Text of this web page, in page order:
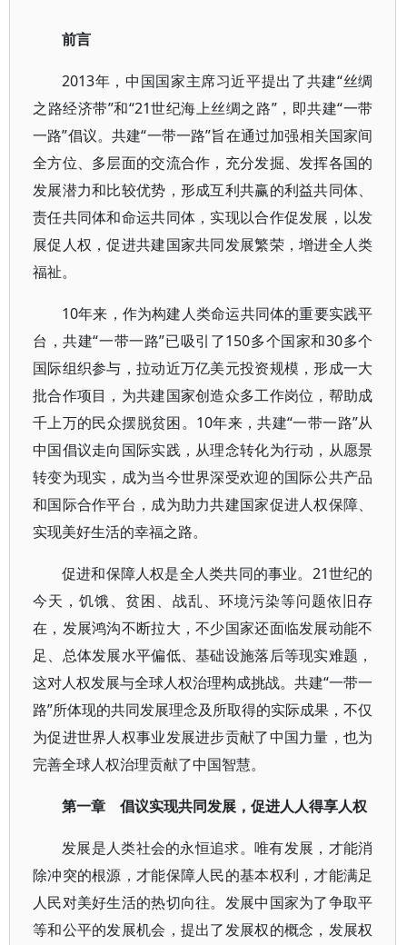
前言
2013年，中国国家主席习近平提出了共建“丝绸
之路经济带”和“21世纪海上丝绸之路”，即共建“一带
一路”倡议。共建“一带一路”旨在通过加强相关国家间
全方位、多层面的交流合作，充分发掘、发挥各国的
发展潜力和比较优势，形成互利共赢的利益共同体、
责任共同体和命运共同体，实现以合作促发展，以发
展促人权，促进共建国家共同发展繁荣，增进全人类
福祉。
10年来，作为构建人类命运共同体的重要实践平
台，共建“一带一路”已吸引了150多个国家和30多个
国际组织参与，拉动近万亿美元投资规模，形成一大
批合作项目，为共建国家创造众多工作岗位，帮助成
千上万的民众摆脱贫困。10年来，共建“一带一路”从
中国倡议走向国际实践，从理念转化为行动，从愿景
转变为现实，成为当今世界深受欢迎的国际公共产品
和国际合作平台，成为助力共建国家促进人权保障、
实现美好生活的幸福之路。
促进和保障人权是全人类共同的事业。21世纪的
今天，饥饿、贫困、战乱、环境污染等问题依旧存
在，发展鸿沟不断拉大，不少国家还面临发展动能不
足、总体发展水平偏低、基础设施落后等现实难题，
这对人权发展与全球人权治理构成挑战。共建“一带一
路”所体现的共同发展理念及所取得的实际成果，不仅
为促进世界人权事业发展进步贡献了中国力量，也为
完善全球人权治理贡献了中国智慧。
第一章 倡议实现共同发展，促进人人得享人权
发展是人类社会的永恒追求。唯有发展，才能消
除冲突的根源，才能保障人民的基本权利，才能满足
人民对美好生活的热切向往。发展中国家为了争取平
等和公平的发展机会，提出了发展权的概念，发展权